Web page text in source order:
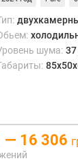
шума:
— 16 306